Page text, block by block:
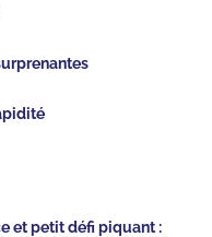
et petit défi piquant :